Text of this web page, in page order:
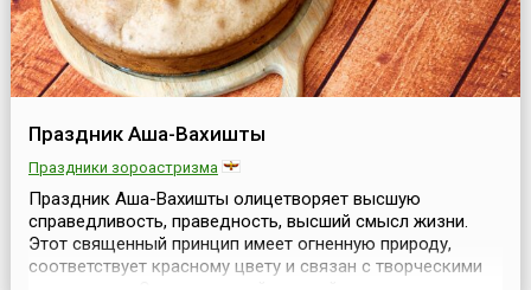
Праздник Аша-Вахишты
Праздники зороастризма
Праздник Аша-Вахишты олицетворяет высшую
справедливость, праведность, высший смысл жизни.
Этот священный принцип имеет огненную природу,
соответствует красному цвету и связан с творческими